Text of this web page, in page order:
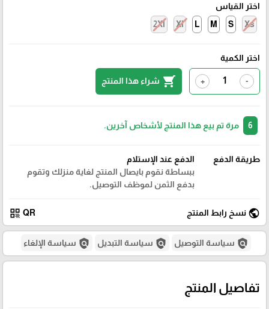
اختر القياس
Xs
S
M
L
Xl
2Xl
اختر الكمية
-
+
shopping_cart شراء هذا المنتج
مرة تم بيع هذا المنتج لأشخاص آخرين.
طريقة الدفع
الدفع عند الإستلام
ببساطة نقوم بايصال المنتج لغاية منزلك وتقوم
بدفع الثمن لموظف التوصيل.
public نسخ رابط المنتج QR
qr_code
policy سياسة التوصيل policy سياسة التبديل policy سياسة الإلغاء
تفاصيل المنتج